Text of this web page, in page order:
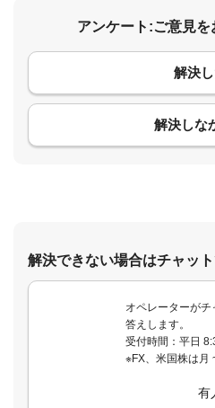
アンケート:ご意見
解決
解決しな
コメ
解決できない場合はチャット
オペレーターが
答えします。
受付時間：平日
※FX、米国株は月
有